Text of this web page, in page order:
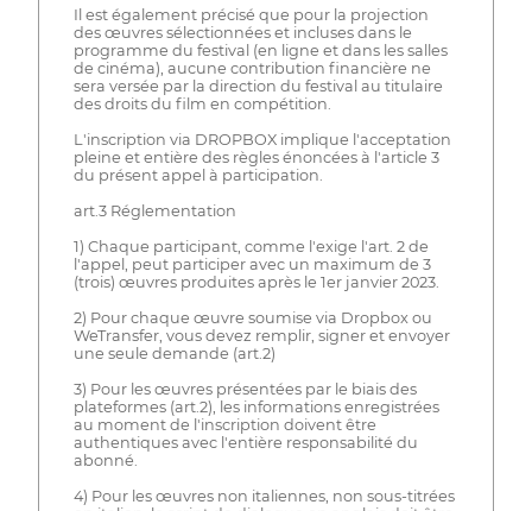
Il est également précisé que pour la projection
des œuvres sélectionnées et incluses dans le
programme du festival (en ligne et dans les salles
de cinéma), aucune contribution financière ne
sera versée par la direction du festival au titulaire
des droits du film en compétition.
L'inscription via DROPBOX implique l'acceptation
pleine et entière des règles énoncées à l'article 3
du présent appel à participation.
art.3 Réglementation
1) Chaque participant, comme l'exige l'art. 2 de
l'appel, peut participer avec un maximum de 3
(trois) œuvres produites après le 1er janvier 2023.
2) Pour chaque œuvre soumise via Dropbox ou
WeTransfer, vous devez remplir, signer et envoyer
une seule demande (art.2)
3) Pour les œuvres présentées par le biais des
plateformes (art.2), les informations enregistrées
au moment de l'inscription doivent être
authentiques avec l'entière responsabilité du
abonné.
4) Pour les œuvres non italiennes, non sous-titrées